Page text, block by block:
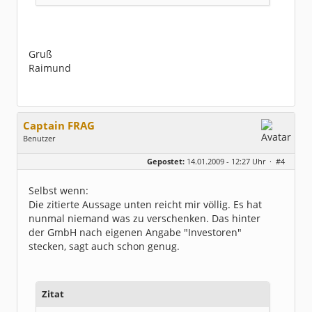
Gruß
Raimund
Captain FRAG
Benutzer
Beiträge:
5096
Gepostet: 14.01.2009 - 12:27 Uhr · #4
Selbst wenn:
Die zitierte Aussage unten reicht mir völlig. Es hat
nunmal niemand was zu verschenken. Das hinter
der GmbH nach eigenen Angabe "Investoren"
stecken, sagt auch schon genug.
Zitat